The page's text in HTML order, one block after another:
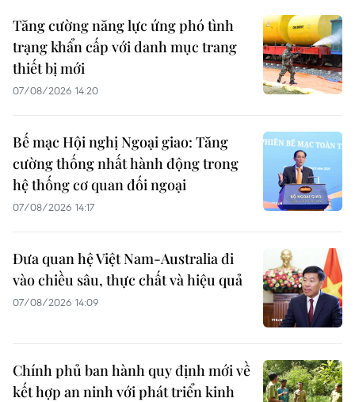
Tăng cường năng lực ứng phó tình
trạng khẩn cấp với danh mục trang
thiết bị mới
07/08/2026 14:20
Bế mạc Hội nghị Ngoại giao: Tăng
cường thống nhất hành động trong
hệ thống cơ quan đối ngoại
07/08/2026 14:17
Đưa quan hệ Việt Nam-Australia đi
vào chiều sâu, thực chất và hiệu quả
07/08/2026 14:09
Chính phủ ban hành quy định mới về
kết hợp an ninh với phát triển kinh